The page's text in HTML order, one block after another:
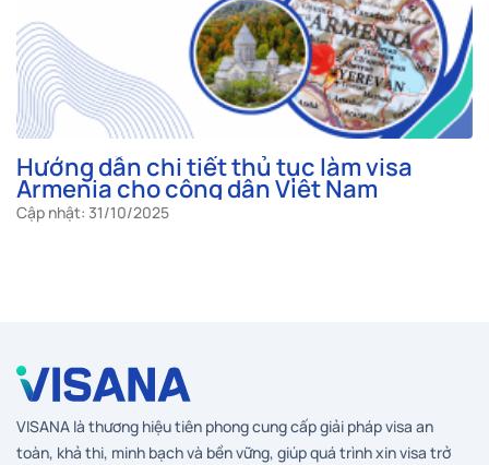
Hướng dẫn chi tiết thủ tục làm visa
Armenia cho công dân Việt Nam
Cập nhật: 31/10/2025
VISANA là thương hiệu tiên phong cung cấp giải pháp visa an
toàn, khả thi, minh bạch và bền vững, giúp quá trình xin visa trở